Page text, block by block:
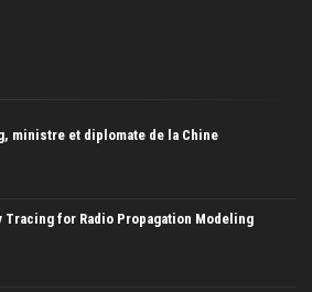
ministre et diplomate de la Chine
Tracing for Radio Propagation Modeling